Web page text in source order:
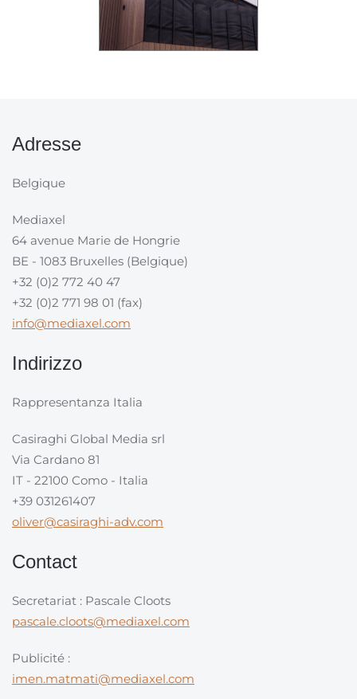
Adresse
Belgique
Mediaxel
64 avenue Marie de Hongrie
BE - 1083 Bruxelles (Belgique)
+32 (0)2 772 40 47
+32 (0)2 771 98 01 (fax)
info@mediaxel.com
Indirizzo
Rappresentanza Italia
Casiraghi Global Media srl
Via Cardano 81
IT - 22100 Como - Italia
+39 031261407
oliver@casiraghi-adv.com
Contact
Secretariat : Pascale Cloots
pascale.cloots@mediaxel.com
Publicité :
imen.matmati@mediaxel.com